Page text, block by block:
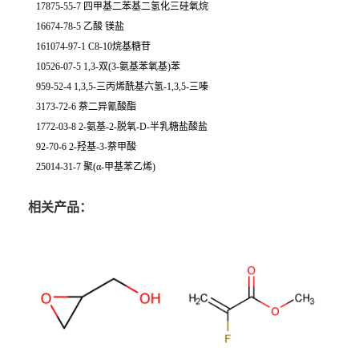
17875-55-7 四甲基二苯基二氢化三硅氧烷
16674-78-5 乙酸 镁盐
161074-97-1 C8-10烷基糖苷
10526-07-5 1,3-双(3-氨基苯氧基)苯
959-52-4 1,3,5-三丙烯酰基六氢-1,3,5-三嗪
3173-72-6 萘二异氰酸酯
1772-03-8 2-氨基-2-脱氧-D-半乳糖盐酸盐
92-70-6 2-羟基-3-萘甲酸
25014-31-7 聚(α-甲基苯乙烯)
相关产品：